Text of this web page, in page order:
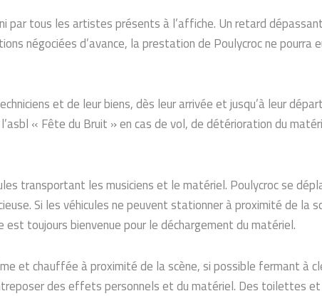
par tous les artistes présents à l’affiche. Un retard
négociées d’avance, la prestation de Poulycroc ne pourra
et de leur biens, dès leur arrivée et jusqu’à leur
« Fête du Bruit » en cas de vol, de détérioration du
transportant les musiciens et le matériel. Poulycroc se
Si les véhicules ne peuvent stationner à proximité de la
toujours bienvenue pour le déchargement du matériel.
et chauffée à proximité de la scène, si possible fermant à
des effets personnels et du matériel. Des toilettes